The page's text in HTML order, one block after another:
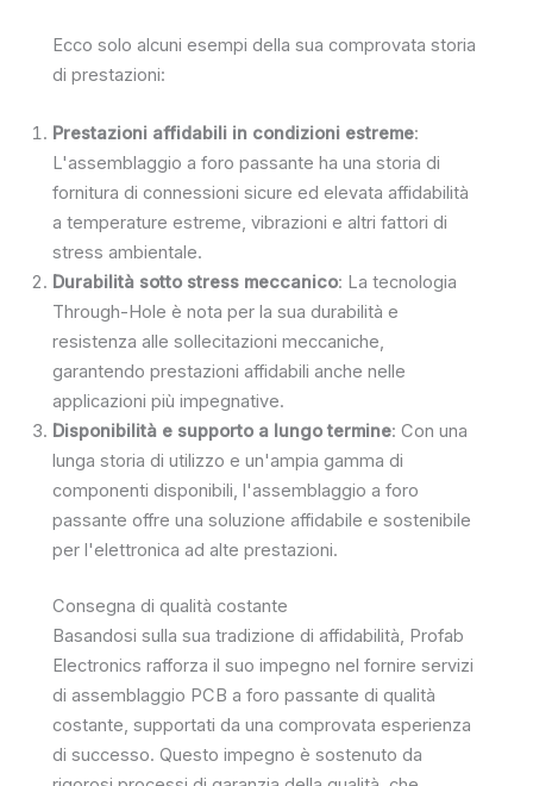
Ecco solo alcuni esempi della sua comprovata storia
di prestazioni:
Prestazioni affidabili in condizioni estreme:
L'assemblaggio a foro passante ha una storia di
fornitura di connessioni sicure ed elevata affidabilità
a temperature estreme, vibrazioni e altri fattori di
stress ambientale.
Durabilità sotto stress meccanico: La tecnologia
Through-Hole è nota per la sua durabilità e
resistenza alle sollecitazioni meccaniche,
garantendo prestazioni affidabili anche nelle
applicazioni più impegnative.
Disponibilità e supporto a lungo termine: Con una
lunga storia di utilizzo e un'ampia gamma di
componenti disponibili, l'assemblaggio a foro
passante offre una soluzione affidabile e sostenibile
per l'elettronica ad alte prestazioni.
Consegna di qualità costante
Basandosi sulla sua tradizione di affidabilità, Profab
Electronics rafforza il suo impegno nel fornire servizi
di assemblaggio PCB a foro passante di qualità
costante, supportati da una comprovata esperienza
di successo. Questo impegno è sostenuto da